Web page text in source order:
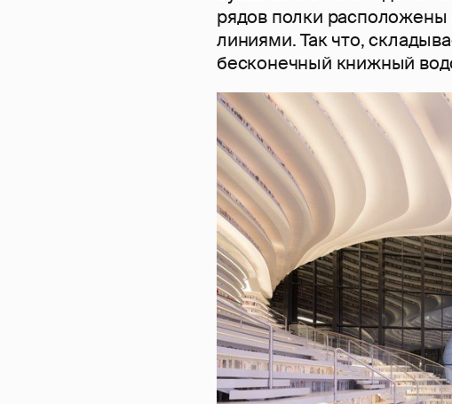
рядов полки
линиями. Так что,
бесконечный книжный